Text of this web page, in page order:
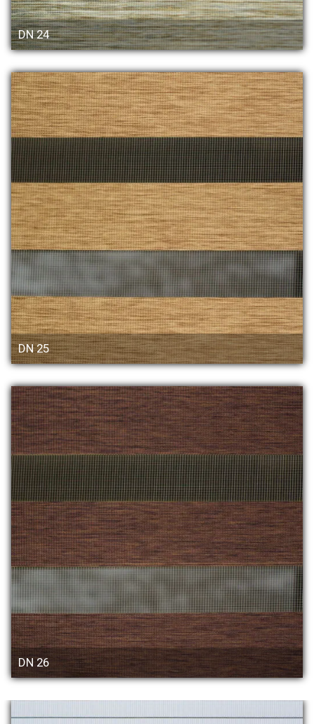
DN 24
DN 25
DN 26